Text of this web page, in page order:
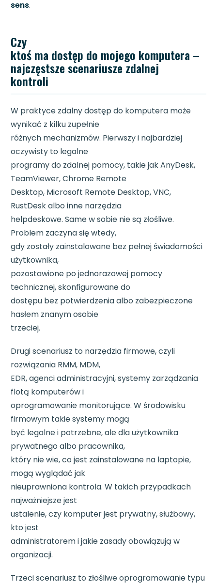
sens.
Czy
ktoś ma dostęp do mojego komputera –
najczęstsze scenariusze zdalnej
kontroli
W praktyce zdalny dostęp do komputera może
wynikać z kilku zupełnie
różnych mechanizmów. Pierwszy i najbardziej
oczywisty to legalne
programy do zdalnej pomocy, takie jak AnyDesk,
TeamViewer, Chrome Remote
Desktop, Microsoft Remote Desktop, VNC,
RustDesk albo inne narzędzia
helpdeskowe. Same w sobie nie są złośliwe.
Problem zaczyna się wtedy,
gdy zostały zainstalowane bez pełnej świadomości
użytkownika,
pozostawione po jednorazowej pomocy
technicznej, skonfigurowane do
dostępu bez potwierdzenia albo zabezpieczone
hasłem znanym osobie
trzeciej.
Drugi scenariusz to narzędzia firmowe, czyli
rozwiązania RMM, MDM,
EDR, agenci administracyjni, systemy zarządzania
flotą komputerów i
oprogramowanie monitorujące. W środowisku
firmowym takie systemy mogą
być legalne i potrzebne, ale dla użytkownika
prywatnego albo pracownika,
który nie wie, co jest zainstalowane na laptopie,
mogą wyglądać jak
nieuprawniona kontrola. W takich przypadkach
najważniejsze jest
ustalenie, czy komputer jest prywatny, służbowy,
kto jest
administratorem i jakie zasady obowiązują w
organizacji.
Trzeci scenariusz to złośliwe oprogramowanie typu